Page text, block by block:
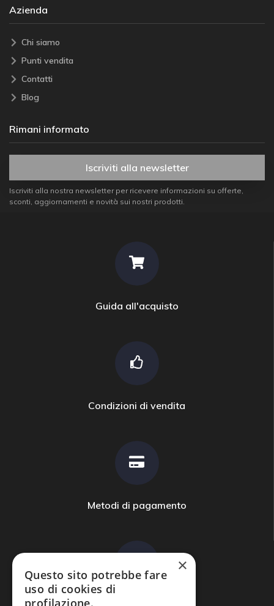
Azienda
Chi siamo
Punti vendita
Contatti
Blog
Rimani informato
Iscriviti alla newsletter
Iscriviti alla nostra newsletter per ricevere informazioni su offerte,
sconti, aggiornamenti e novità sui nostri prodotti.
Guida all'acquisto
Condizioni di vendita
Metodi di pagamento
×
Questo sito potrebbe fare
uso di cookies di
profilazione.